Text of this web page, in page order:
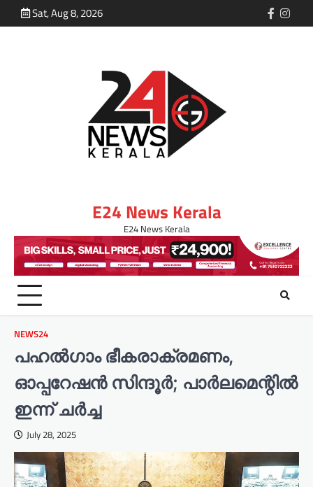
Sat, Aug 8, 2026
E24 News Kerala
E24 News Kerala
NEWS24
പഹല്‍ഗാം ഭീകരാക്രമണം,
ഓപ്പറേഷന്‍ സിന്ദൂര്‍; പാര്‍ലമെന്റില്‍
ഇന്ന് ചര്‍ച്ച
July 28, 2025